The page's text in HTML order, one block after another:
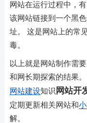
网站在运行过程中，
该网站链接到一个黑
址。 这是网站上的常
毒。
以上就是网站制作需
和网长期探索的结果
网站建设知识 网站开
定期更新相关网站和
解。